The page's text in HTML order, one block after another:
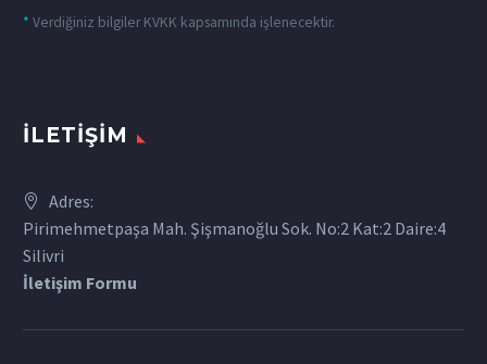
* Verdiğiniz bilgiler KVKK kapsamında işlenecektir.
İLETIŞIM
Adres:
Pirimehmetpaşa Mah. Şişmanoğlu Sok. No:2 Kat:2 Daire:4
Silivri
İletişim Formu